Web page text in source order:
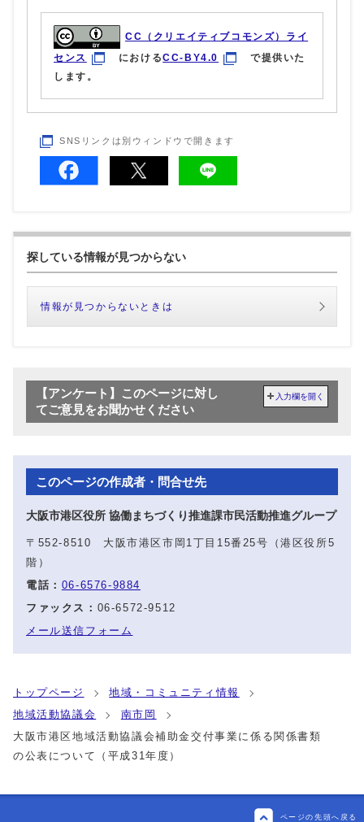
CC（クリエイティブコモンズ）ライ
センス
におけるCC-BY4.0
で提供いた
します。
SNSリンクは別ウィンドウで開きます
探している情報が見つからない
情報が見つからないときは
【アンケート】このページに対し
てご意見をお聞かせください
入力欄を開く
このページの作成者・問合せ先
大阪市港区役所 協働まちづくり推進課市民活動推進グループ
〒552-8510 大阪市港区市岡1丁目15番25号（港区役所5
階）
電話： 06-6576-9884
ファックス： 06-6572-9512
メール送信フォーム
トップページ
地域・コミュニティ情報
地域活動協議会
南市岡
大阪市港区地域活動協議会補助金交付事業に係る関係書類
の公表について（平成31年度）
ページの先頭へ戻る